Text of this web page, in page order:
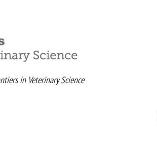
in Veterinary Science